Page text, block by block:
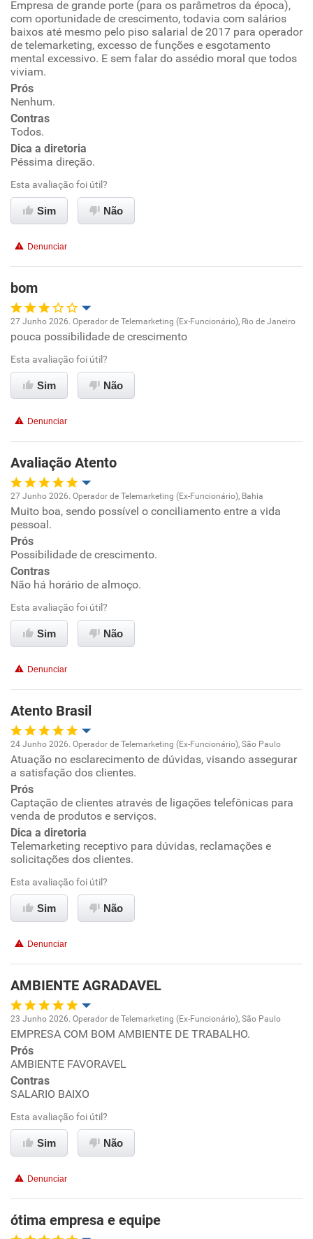
Oportunidade de promoção
Ambiente de trabalho
Conciliação com a vida familiar
Não recomenda esta empresa
Não recomenda a diretoria
Empresa de grande porte (para os parâmetros da época),
com oportunidade de crescimento, todavia com salários
baixos até mesmo pelo piso salarial de 2017 para operador
de telemarketing, excesso de funções e esgotamento
mental excessivo. E sem falar do assédio moral que todos
viviam.
Prós
Nenhum.
Contras
Todos.
Dica a diretoria
Péssima direção.
Esta avaliação foi útil?
Sim Não
Denunciar
bom
Oportunidade de promoção
Ambiente de trabalho
Benefícios
Recomenda esta empresa
27 Junho 2026. Operador de Telemarketing (Ex-Funcionário), Rio de Janeiro
pouca possibilidade de crescimento
Esta avaliação foi útil?
Sim Não
Denunciar
Avaliação Atento
Oportunidade de promoção
Ambiente de trabalho
Conciliação com a vida familiar
Benefícios
Recomenda a diretoria
27 Junho 2026. Operador de Telemarketing (Ex-Funcionário), Bahia
Muito boa, sendo possível o conciliamento entre a vida
pessoal.
Prós
Possibilidade de crescimento.
Contras
Não há horário de almoço.
Esta avaliação foi útil?
Sim Não
Denunciar
Atento Brasil
Oportunidade de promoção
Ambiente de trabalho
Conciliação com a vida familiar
Benefícios
Recomenda a diretoria
24 Junho 2026. Operador de Telemarketing (Ex-Funcionário), São Paulo
Atuação no esclarecimento de dúvidas, visando assegurar
a satisfação dos clientes.
Prós
Captação de clientes através de ligações telefônicas para
venda de produtos e serviços.
Dica a diretoria
Telemarketing receptivo para dúvidas, reclamações e
solicitações dos clientes.
Esta avaliação foi útil?
Sim Não
Denunciar
AMBIENTE AGRADAVEL
Oportunidade de promoção
Ambiente de trabalho
Benefícios
Recomenda esta empresa
Recomenda a diretoria
23 Junho 2026. Operador de Telemarketing (Ex-Funcionário), São Paulo
EMPRESA COM BOM AMBIENTE DE TRABALHO.
Prós
AMBIENTE FAVORAVEL
Contras
SALARIO BAIXO
Esta avaliação foi útil?
Sim Não
Denunciar
ótima empresa e equipe